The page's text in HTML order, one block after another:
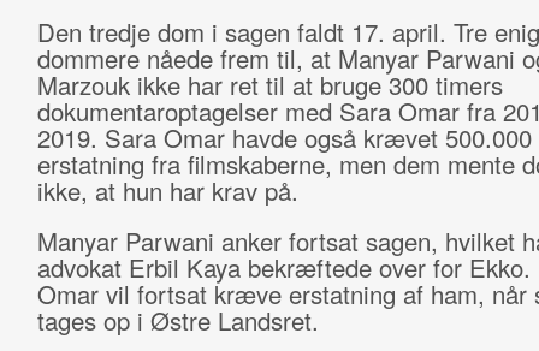
Den tredje dom i sagen faldt 17. april. Tre
dommere nåede frem til, at Manyar Parwani
Marzouk ikke har ret til at bruge 300 timers
dokumentaroptagelser med Sara Omar fra
2019. Sara Omar havde også krævet
erstatning fra filmskaberne, men dem mente
ikke, at hun har krav på.
Manyar Parwani anker fortsat sagen, hvilket
advokat Erbil Kaya bekræftede over for Ekko.
Omar vil fortsat kræve erstatning af ham, når
tages op i Østre Landsret.